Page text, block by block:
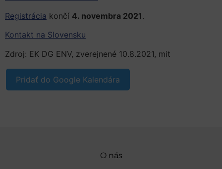
Registrácia končí 4. novembra 2021.
Kontakt na Slovensku
Zdroj: EK DG ENV, zverejnené 10.8.2021, mit
Pridať do Google Kalendára
O nás